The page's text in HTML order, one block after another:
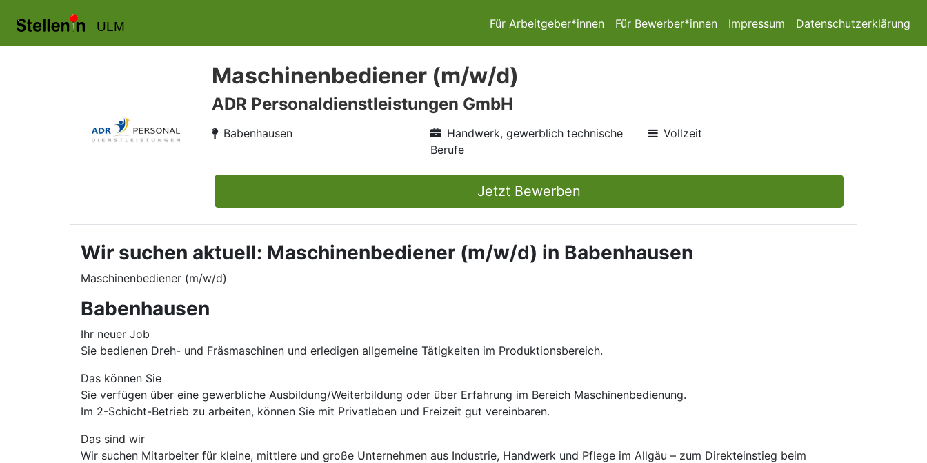
ULM Für Arbeitgeber*innen Für Bewerber*innen Impressum Datenschutzerklärung
Maschinenbediener (m/w/d)
ADR Personaldienstleistungen GmbH
Babenhausen
Handwerk, gewerblich technische
Berufe
Vollzeit
Jetzt Bewerben
Wir suchen aktuell: Maschinenbediener (m/w/d) in Babenhausen
Maschinenbediener (m/w/d)
Babenhausen
Ihr neuer Job​
Sie bedienen Dreh- und Fräsmaschinen und erledigen allgemeine Tätigkeiten im Produktionsbereich.
Das können Sie
Sie verfügen über eine gewerbliche Ausbildung/Weiterbildung oder über Erfahrung im Bereich Maschinenbedienung.
Im 2-Schicht-Betrieb zu arbeiten, können Sie mit Privatleben und Freizeit gut vereinbaren.
Das sind wir
Wir suchen Mitarbeiter für kleine, mittlere und große Unternehmen aus Industrie, Handwerk und Pflege im Allgäu – zum Direkteinstieg beim